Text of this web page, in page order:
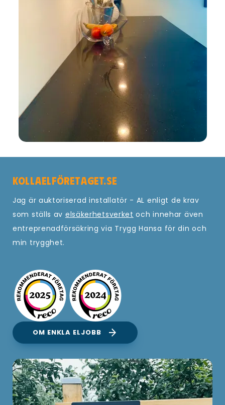
Kollaelföretaget.se
Jag är auktoriserad installatör - AL enligt de krav
som ställs av elsäkerhetsverket och innehar även
entreprenadförsäkring via Trygg Hansa för din och
min trygghet.
OM ENKLA ELJOBB